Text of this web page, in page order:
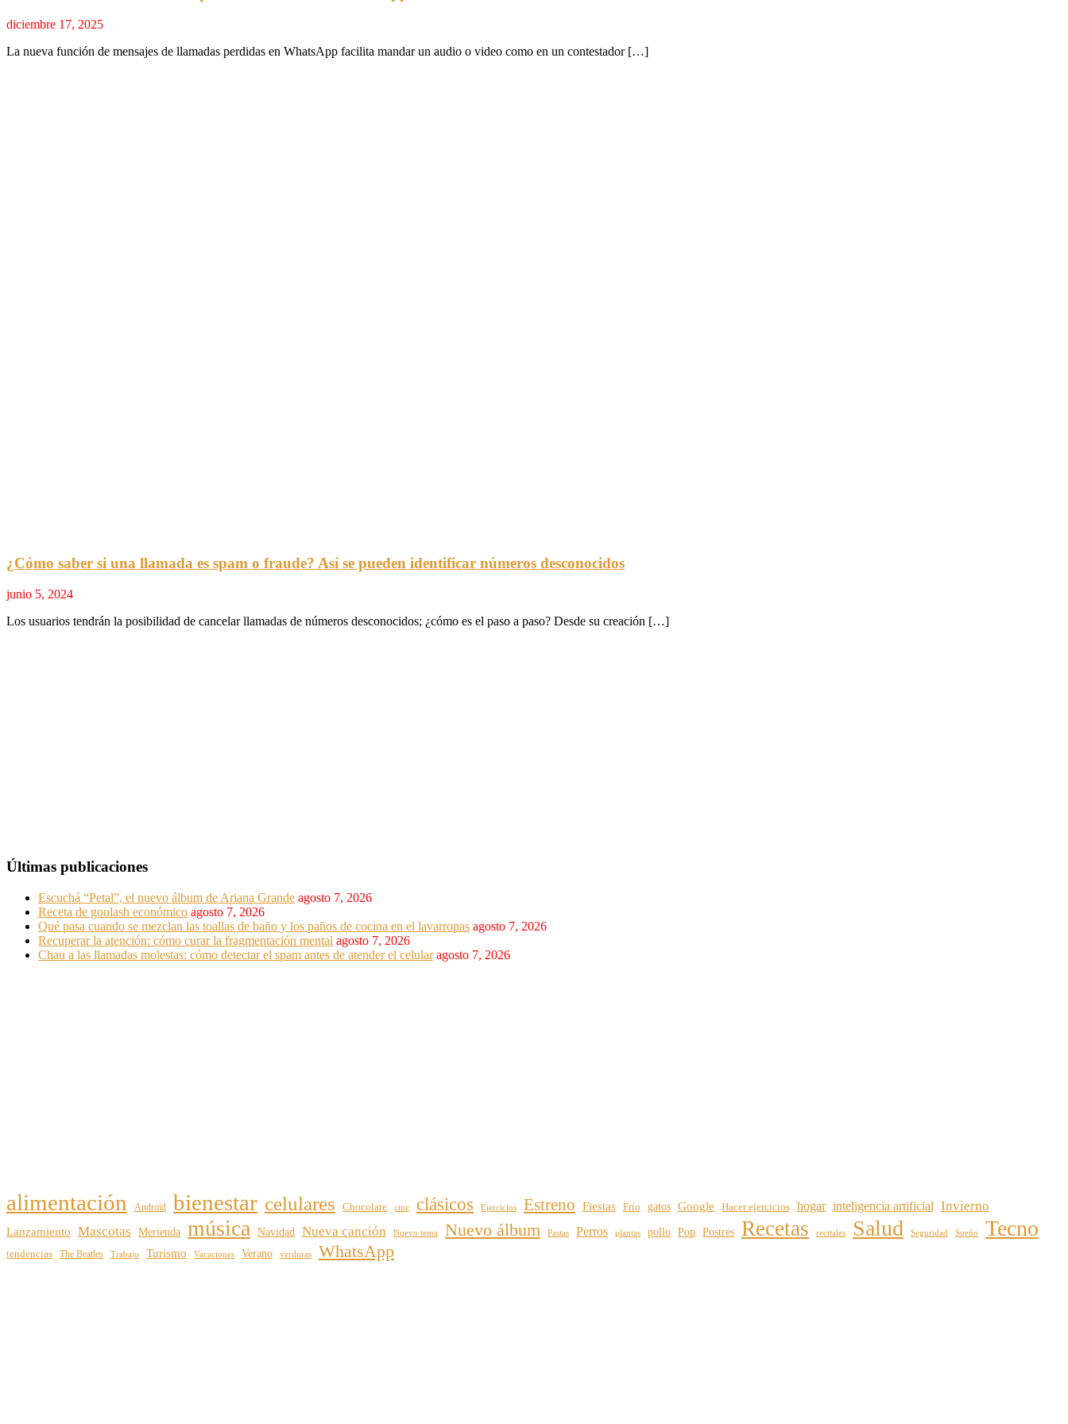
diciembre 17, 2025
La nueva función de mensajes de llamadas perdidas en WhatsApp facilita mandar un audio o video como en un contestador […]
¿Cómo saber si una llamada es spam o fraude? Así se pueden identificar números desconocidos
junio 5, 2024
Los usuarios tendrán la posibilidad de cancelar llamadas de números desconocidos; ¿cómo es el paso a paso? Desde su creación […]
Últimas publicaciones
Escuchá “Petal”, el nuevo álbum de Ariana Grande agosto 7, 2026
Receta de goulash económico agosto 7, 2026
Qué pasa cuando se mezclan las toallas de baño y los paños de cocina en el lavarropas agosto 7, 2026
Recuperar la atención: cómo curar la fragmentación mental agosto 7, 2026
Chau a las llamadas molestas: cómo detectar el spam antes de atender el celular agosto 7, 2026
alimentación Android bienestar celulares Chocolate cine clásicos Ejercicios Estreno Fiestas Frío gatos Google Hacer ejercicios hogar inteligencia artificial Invierno
Lanzamiento Mascotas Merienda música Navidad Nueva canción Nuevo tema Nuevo álbum Pastas Perros plantas pollo Pop Postres Recetas recitales Salud Seguridad Sueño Tecno
tendencias The Beatles Trabajo Turismo Vacaciones Verano verduras WhatsApp